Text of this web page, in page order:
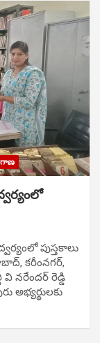
పుస్తకాలు
కరీంనగర్,
నరేందర్ రెడ్డి
అభ్యర్థులకు